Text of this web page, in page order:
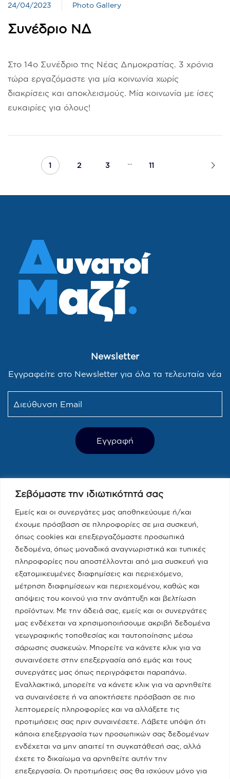
Σεβόμαστε την ιδιωτικότητά σας
Εμείς και οι συνεργάτες μας αποθηκεύουμε ή/και
έχουμε πρόσβαση σε πληροφορίες σε μια συσκευή,
όπως cookies και επεξεργαζόμαστε προσωπικά
δεδομένα, όπως μοναδικά αναγνωριστικά και τυπικές
πληροφορίες που αποστέλλονται από μια συσκευή για
εξατομικευμένες διαφημίσεις και περιεχόμενο,
μέτρηση διαφημίσεων και περιεχομένου, καθώς και
απόψεις του κοινού για την ανάπτυξη και βελτίωση
προϊόντων. Με την άδειά σας, εμείς και οι συνεργάτες
μας ενδέχεται να χρησιμοποιήσουμε ακριβή δεδομένα
γεωγραφικής τοποθεσίας και ταυτοποίησης μέσω
σάρωσης συσκευών. Μπορείτε να κάνετε κλικ για να
συναινέσετε στην επεξεργασία από εμάς και τους
συνεργάτες μας όπως περιγράφεται παραπάνω.
Εναλλακτικά, μπορείτε να κάνετε κλικ για να αρνηθείτε
να συναινέσετε ή να αποκτήσετε πρόσβαση σε πιο
λεπτομερείς πληροφορίες και να αλλάξετε τις
προτιμήσεις σας πριν συναινέσετε. Λάβετε υπόψη ότι
κάποια επεξεργασία των προσωπικών σας δεδομένων
ενδέχεται να μην απαιτεί τη συγκατάθεσή σας, αλλά
έχετε το δικαίωμα να αρνηθείτε αυτήν την
επεξεργασία. Οι προτιμήσεις σας θα ισχύουν μόνο για
24/04/2023 Photo Gallery
Συνέδριο ΝΔ
Στο 14ο Συνέδριο της Νέας Δημοκρατίας. 3 χρόνια
τώρα εργαζόμαστε για μία κοινωνία χωρίς
διακρίσεις και αποκλεισμούς. Μία κοινωνία με ίσες
ευκαιρίες για όλους!
1 2 3 11
Newsletter
Εγγραφείτε στο Newsletter για όλα τα τελευταία νέα
Παραπολιτικά 90.1 / Δημήτρης
Τάκης, Χριστίνα Κοραή
08/05/2023
Real fm / Νίκος Χατζηνικολάου
05/05/2023
Κατηγορίες
Ποια Είμαι
Το Υπουργείο
Πειραιάς - Νησιά
Media